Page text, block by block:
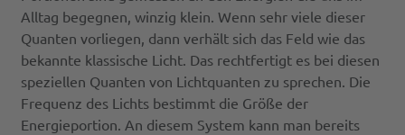
Alltag begegnen, winzig klein. Wenn sehr viele dieser
Quanten vorliegen, dann verhält sich das Feld wie das
bekannte klassische Licht. Das rechtfertigt es bei diesen
speziellen Quanten von Lichtquanten zu sprechen. Die
Frequenz des Lichts bestimmt die Größe der
Energieportion. An diesem System kann man bereits